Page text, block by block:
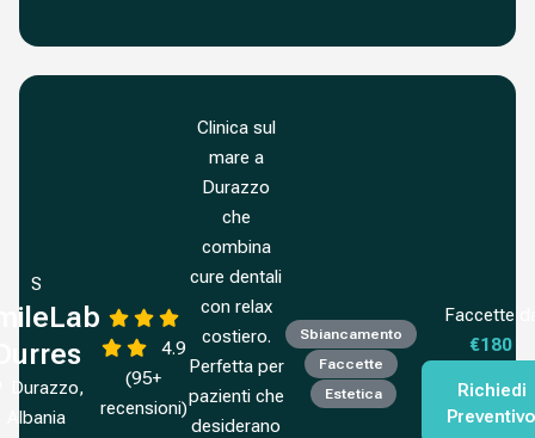
S
Durazzo,
Albania
4.9
(95+
recensioni)
Clinica sul
mare a
Durazzo
che
combina
cure dentali
con relax
costiero.
Perfetta per
pazienti che
desiderano
Sbiancamento
Faccette
Estetica
Faccette
€180
Richiedi
Preventivo